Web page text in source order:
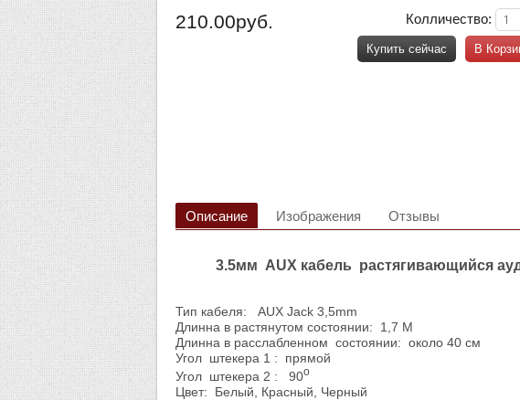
Колличество:
В
Купить сейчас
210.00руб.
Описание Изображения Отзывы
3.5мм AUX кабель растягивающийся
Тип кабеля: AUX Jack 3,5mm
Длинна в растянутом состоянии: 1,7 М
Длинна в расслабленном состоянии: около 40 см
Угол штекера 1 : прямой
Угол штекера 2 : 90о
Цвет: Белый, Красный, Черный